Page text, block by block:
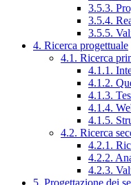
3.5.3.
3.5.4.
3.5.5.
4. Ricerca progettuale
4.1. Ricerca
4.1.1.
4.1.2.
4.1.3.
4.1.4.
4.1.5.
4.2. Ricerca
4.2.1.
4.2.2.
4.2.3.
5. Progettazione dei